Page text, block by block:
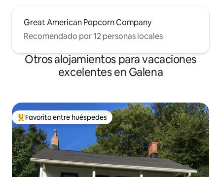
Great American Popcorn Company
Recomendado por 12 personas locales
Otros alojamientos para vacaciones
excelentes en Galena
Favorito entre huéspedes preferido
Favorito entre huéspedes